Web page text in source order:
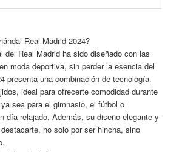
Real Madrid 2024?
del Real Madrid ha sido diseñado con las
moda deportiva, sin perder la esencia del
presenta una combinación de tecnología
ideal para ofrecerte comodidad durante
sea para el gimnasio, el fútbol o
día relajado. Además, su diseño elegante y
no solo por ser hincha, sino